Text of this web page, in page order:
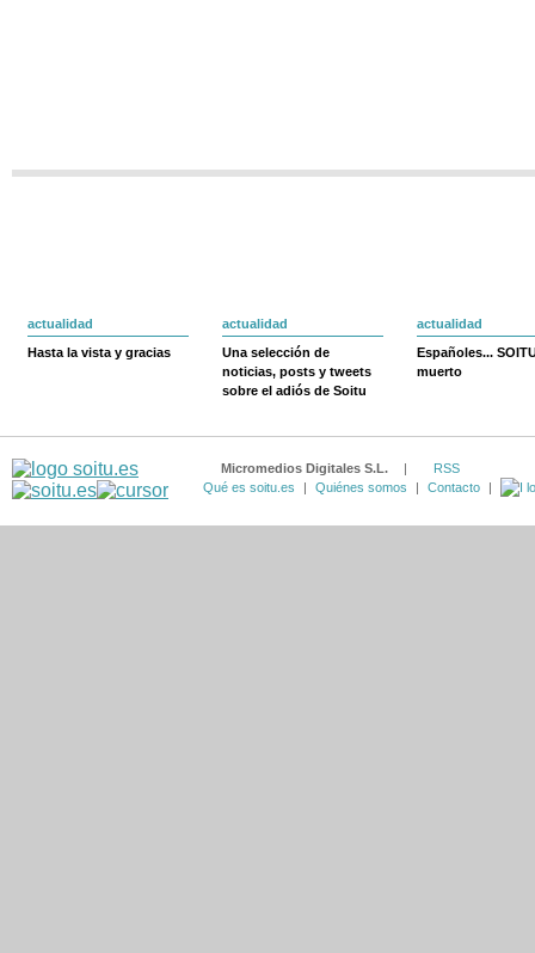
actualidad
Hasta la vista y gracias
actualidad
Una selección de
noticias, posts y tweets
sobre el adiós de Soitu
actualidad
Españoles...
muerto
Micromedios Digitales S.L. |
RSS
Qué es soitu.es
| Quiénes somos | Contacto |